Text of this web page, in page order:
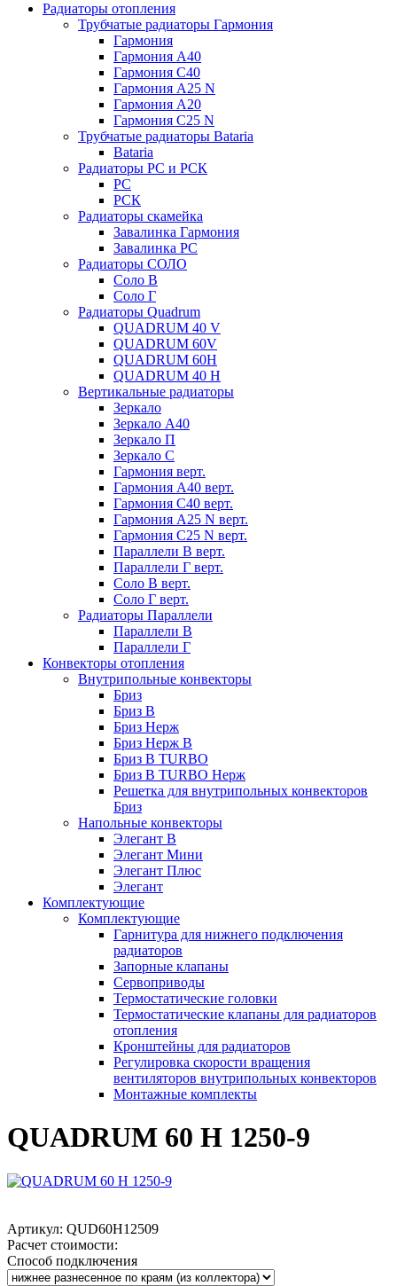
Радиаторы отопления
Трубчатые радиаторы Гармония
Гармония
Гармония А40
Гармония С40
Гармония А25 N
Гармония А20
Гармония С25 N
Трубчатые радиаторы Bataria
Bataria
Радиаторы РС и РСК
РС
РСК
Радиаторы скамейка
Завалинка Гармония
Завалинка РС
Радиаторы СОЛО
Соло В
Соло Г
Радиаторы Quadrum
QUADRUM 40 V
QUADRUM 60V
QUADRUM 60H
QUADRUM 40 H
Вертикальные радиаторы
Зеркало
Зеркало А40
Зеркало П
Зеркало С
Гармония верт.
Гармония А40 верт.
Гармония С40 верт.
Гармония А25 N верт.
Гармония С25 N верт.
Параллели В верт.
Параллели Г верт.
Соло В верт.
Соло Г верт.
Радиаторы Параллели
Параллели В
Параллели Г
Конвекторы отопления
Внутрипольные конвекторы
Бриз
Бриз В
Бриз Нерж
Бриз Нерж В
Бриз В TURBO
Бриз В TURBO Нерж
Решетка для внутрипольных конвекторов
Бриз
Напольные конвекторы
Элегант В
Элегант Мини
Элегант Плюс
Элегант
Комплектующие
Комплектующие
Гарнитура для нижнего подключения
радиаторов
Запорные клапаны
Сервоприводы
Термостатические головки
Термостатические клапаны для радиаторов
отопления
Кронштейны для радиаторов
Регулировка скорости вращения
вентиляторов внутрипольных конвекторов
Монтажные комплекты
QUADRUM 60 H 1250-9
Артикул: QUD60H12509
Расчет стоимости:
Способ подключения